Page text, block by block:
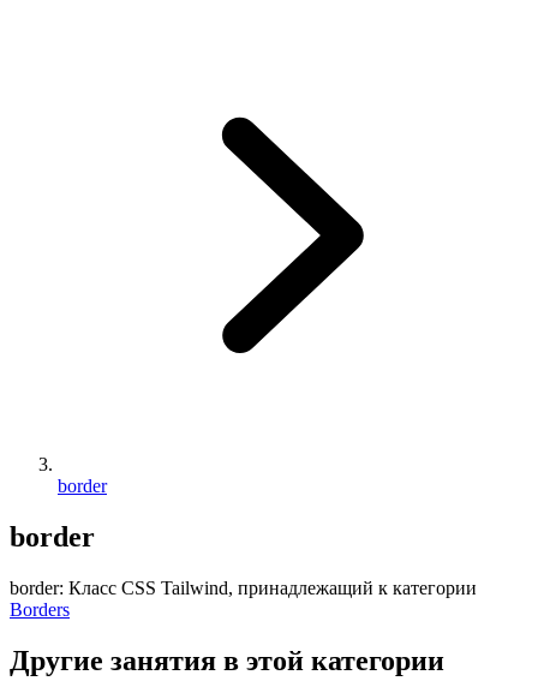
border
border
border: Класс CSS Tailwind, принадлежащий к категории
Borders
Другие занятия в этой категории